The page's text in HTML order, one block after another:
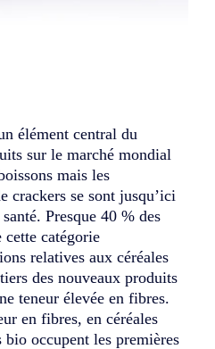
élément central du
sur le marché mondial
mais les
crackers se sont jusqu’ici
Presque 40 % des
cette catégorie
relatives aux céréales
des nouveaux produits
teneur élevée en fibres.
en fibres, en céréales
occupent les premières